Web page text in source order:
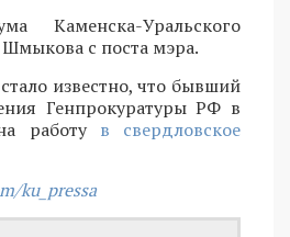
Каменска-Уральского
Шмыкова с поста мэра.
известно, что бывший
Генпрокуратуры РФ в
работу в свердловское
ku_pressa